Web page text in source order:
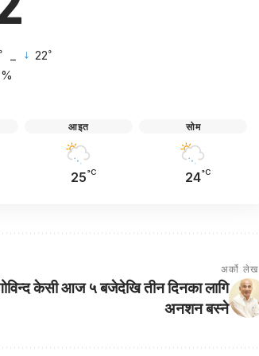
° 22°
आइत
25°C
सोम
24°C
अर्को लेख
केसी आज ५ बजेदेखि तीन दिनका लागि
अनशन बस्ने